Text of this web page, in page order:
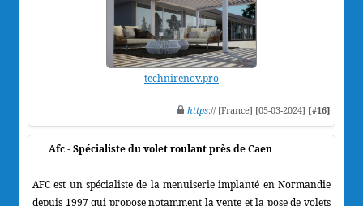
technirenov.pro
https:// [France] [05-03-2024] [#16]
Afc - Spécialiste du volet roulant près de Caen
AFC est un spécialiste de la menuiserie implanté en Normandie
depuis 1997 qui propose notamment la vente et la pose de volets